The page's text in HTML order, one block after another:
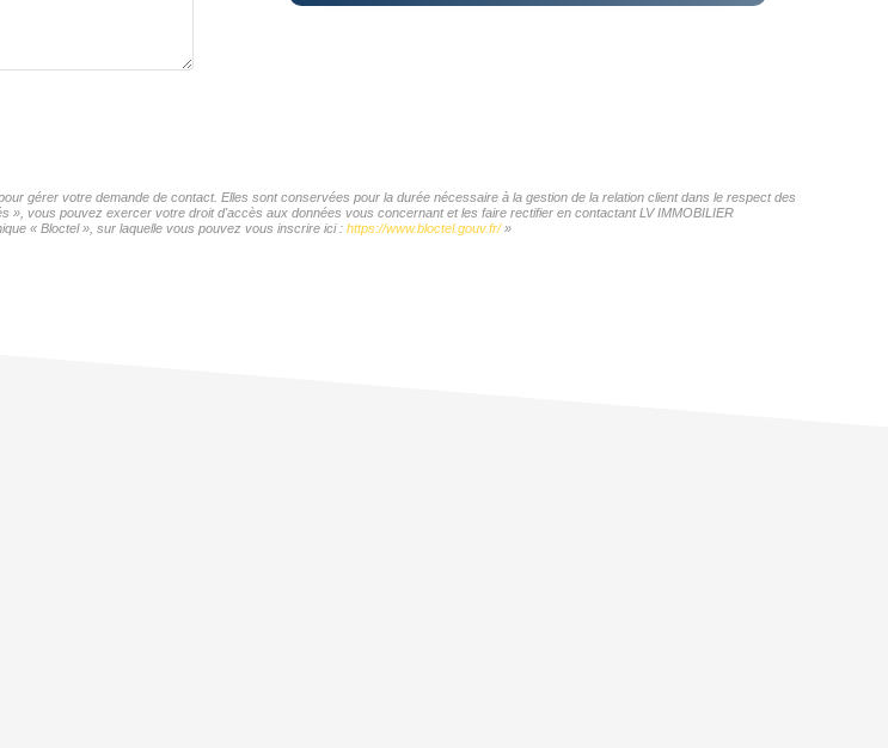
gérer votre demande de contact. Elles sont conservées pour la durée nécessaire à la gestion de la relation client dans le respect des
vous pouvez exercer votre droit d'accès aux données vous concernant et les faire rectifier en contactant LV IMMOBILIER
« Bloctel », sur laquelle vous pouvez vous inscrire ici : https://www.bloctel.gouv.fr/»